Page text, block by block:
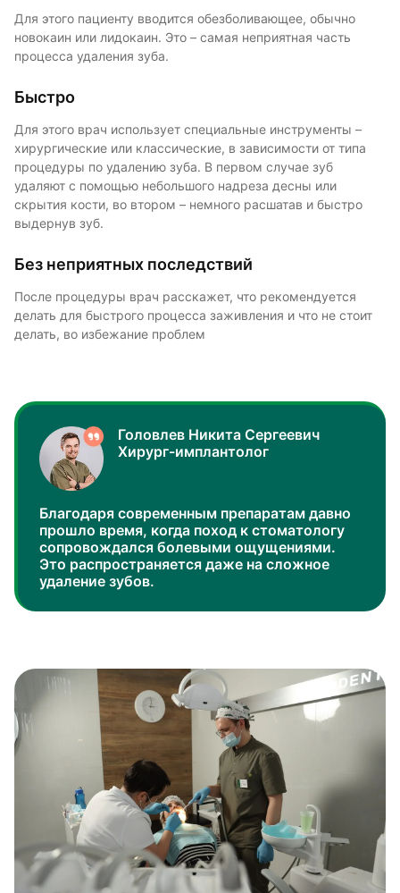
Для этого пациенту вводится обезболивающее, обычно
новокаин или лидокаин. Это – самая неприятная часть
процесса удаления зуба.
Быстро
Для этого врач использует специальные инструменты –
хирургические или классические, в зависимости от типа
процедуры по удалению зуба. В первом случае зуб
удаляют с помощью небольшого надреза десны или
скрытия кости, во втором – немного расшатав и быстро
выдернув зуб.
Без неприятных последствий
После процедуры врач расскажет, что рекомендуется
делать для быстрого процесса заживления и что не стоит
делать, во избежание проблем
Головлев Никита Сергеевич
Хирург-имплантолог
Благодаря современным препаратам давно
прошло время, когда поход к стоматологу
сопровождался болевыми ощущениями.
Это распространяется даже на сложное
удаление зубов.